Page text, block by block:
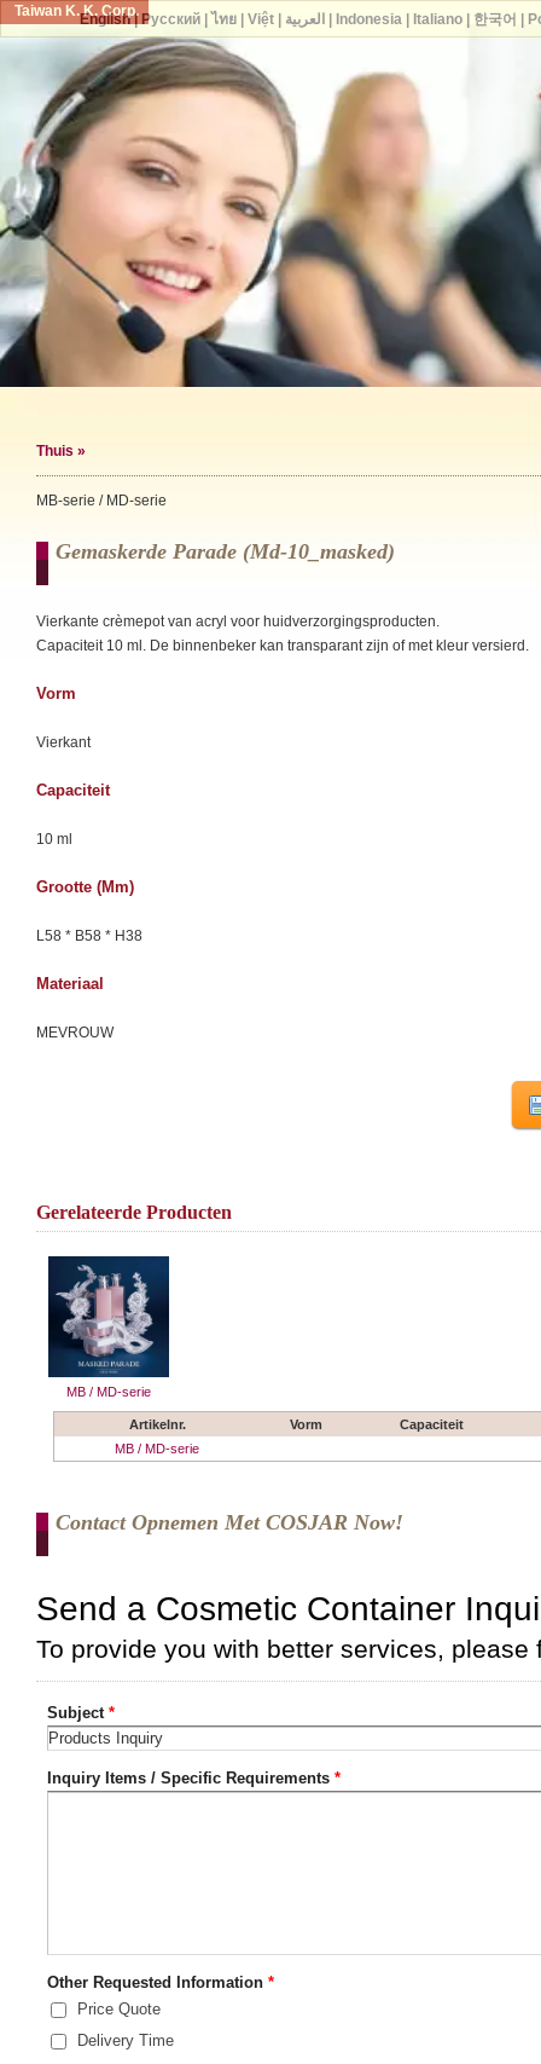
Taiwan K. K. Corp.
Thuis »
MB-serie / MD-serie
Gemaskerde Parade (md-10_masked)
Vierkante crèmepot van acryl voor huidverzorgingsproducten.
Capaciteit 10 ml. De binnenbeker kan transparant zijn of met kleur versierd.
Vorm
Vierkant
Capaciteit
10 ml
Grootte (mm)
L58 * B58 * H38
Materiaal
MEVROUW
Gerelateerde Producten
MB / MD-serie
Artikelnr. Vorm
Capaciteit
MB / MD-serie
Contact Opnemen Met COSJAR Now!
English| Русский| ไทย| Việt| العربية Indonesia| Italiano| 한국어